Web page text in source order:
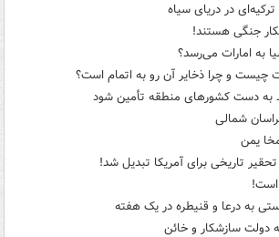
در دریای سیاه
جنگی هستند!
به امارات می‌رسد؟
چیست و چرا ذخایر آن رو به اتمام است؟
به دست کشورهای منطقه تأمین شود
شمالی
یمن
تاریخی برای آمریکا تبدیل شد!
است!
دولت سازشکار و خائن